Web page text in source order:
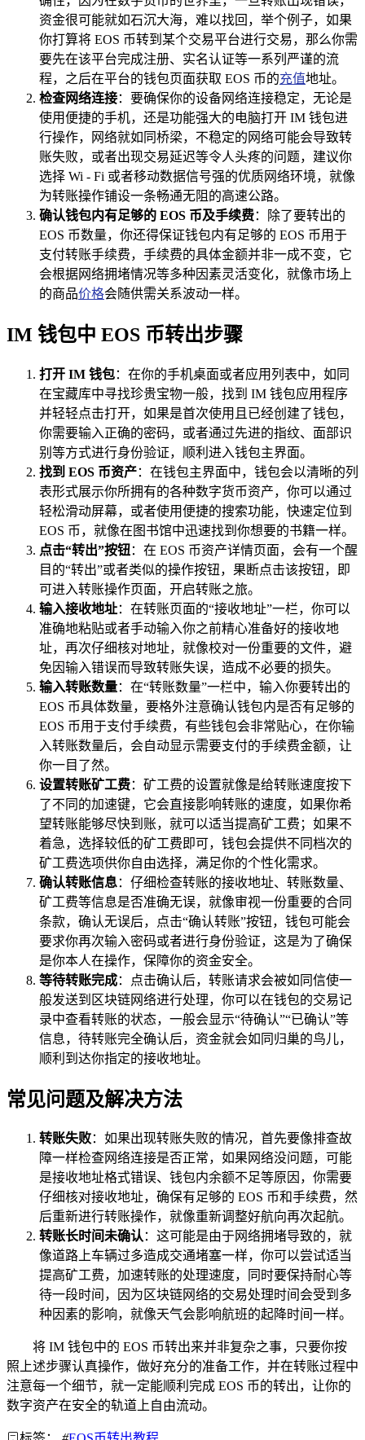
资金很可能就如石沉大海，难以找回，举个例子，如果
你打算将 EOS 币转到某个交易平台进行交易，那么你需
要先在该平台完成注册、实名认证等一系列严谨的流
程，之后在平台的钱包页面获取 EOS 币的充值地址。
检查网络连接：要确保你的设备网络连接稳定，无论是
使用便捷的手机，还是功能强大的电脑打开 IM 钱包进
行操作，网络就如同桥梁，不稳定的网络可能会导致转
账失败，或者出现交易延迟等令人头疼的问题，建议你
选择 Wi - Fi 或者移动数据信号强的优质网络环境，就像
为转账操作铺设一条畅通无阻的高速公路。
确认钱包内有足够的 EOS 币及手续费：除了要转出的
EOS 币数量，你还得保证钱包内有足够的 EOS 币用于
支付转账手续费，手续费的具体金额并非一成不变，它
会根据网络拥堵情况等多种因素灵活变化，就像市场上
的商品价格会随供需关系波动一样。
IM 钱包中 EOS 币转出步骤
打开 IM 钱包：在你的手机桌面或者应用列表中，如同
在宝藏库中寻找珍贵宝物一般，找到 IM 钱包应用程序
并轻轻点击打开，如果是首次使用且已经创建了钱包，
你需要输入正确的密码，或者通过先进的指纹、面部识
别等方式进行身份验证，顺利进入钱包主界面。
找到 EOS 币资产：在钱包主界面中，钱包会以清晰的列
表形式展示你所拥有的各种数字货币资产，你可以通过
轻松滑动屏幕，或者使用便捷的搜索功能，快速定位到
EOS 币，就像在图书馆中迅速找到你想要的书籍一样。
点击“转出”按钮：在 EOS 币资产详情页面，会有一个醒
目的“转出”或者类似的操作按钮，果断点击该按钮，即
可进入转账操作页面，开启转账之旅。
输入接收地址：在转账页面的“接收地址”一栏，你可以
准确地粘贴或者手动输入你之前精心准备好的接收地
址，再次仔细核对地址，就像校对一份重要的文件，避
免因输入错误而导致转账失误，造成不必要的损失。
输入转账数量：在“转账数量”一栏中，输入你要转出的
EOS 币具体数量，要格外注意确认钱包内是否有足够的
EOS 币用于支付手续费，有些钱包会非常贴心，在你输
入转账数量后，会自动显示需要支付的手续费金额，让
你一目了然。
设置转账矿工费：矿工费的设置就像是给转账速度按下
了不同的加速键，它会直接影响转账的速度，如果你希
望转账能够尽快到账，就可以适当提高矿工费；如果不
着急，选择较低的矿工费即可，钱包会提供不同档次的
矿工费选项供你自由选择，满足你的个性化需求。
确认转账信息：仔细检查转账的接收地址、转账数量、
矿工费等信息是否准确无误，就像审视一份重要的合同
条款，确认无误后，点击“确认转账”按钮，钱包可能会
要求你再次输入密码或者进行身份验证，这是为了确保
是你本人在操作，保障你的资金安全。
等待转账完成：点击确认后，转账请求会被如同信使一
般发送到区块链网络进行处理，你可以在钱包的交易记
录中查看转账的状态，一般会显示“待确认”“已确认”等
信息，待转账完全确认后，资金就会如同归巢的鸟儿，
顺利到达你指定的接收地址。
常见问题及解决方法
转账失败：如果出现转账失败的情况，首先要像排查故
障一样检查网络连接是否正常，如果网络没问题，可能
是接收地址格式错误、钱包内余额不足等原因，你需要
仔细核对接收地址，确保有足够的 EOS 币和手续费，然
后重新进行转账操作，就像重新调整好航向再次起航。
转账长时间未确认：这可能是由于网络拥堵导致的，就
像道路上车辆过多造成交通堵塞一样，你可以尝试适当
提高矿工费，加速转账的处理速度，同时要保持耐心等
待一段时间，因为区块链网络的交易处理时间会受到多
种因素的影响，就像天气会影响航班的起降时间一样。
将 IM 钱包中的 EOS 币转出来并非复杂之事，只要你按
照上述步骤认真操作，做好充分的准备工作，并在转账过程中
注意每一个细节，就一定能顺利完成 EOS 币的转出，让你的
数字资产在安全的轨道上自由流动。